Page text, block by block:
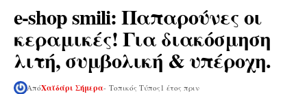
e-shop smili: Παπαρούνες οι
κεραμικές! Για διακόσμηση
λιτή, συμβολική & υπέροχη.
ΑπόΧαϊδάρι Σήμερα- Τοπικός Τύπος 1 έτος πριν